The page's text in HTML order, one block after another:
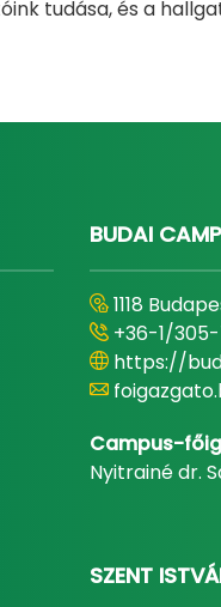
tudása, és a
BUDAI
1118
+36-1/
https://
Campus-
Nyitrainé dr.
SZENT